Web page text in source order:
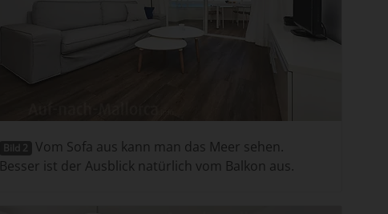
Bild 2 Vom Sofa aus kann man das Meer sehen.
Besser ist der Ausblick natürlich vom Balkon aus.